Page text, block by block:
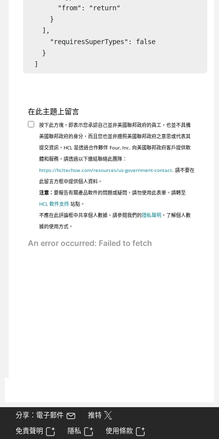
        "from": "return"
      }
    ],
      "requiresSuperTypes": false
    }
  ]
在此主題上留言
按下此方塊，即表示您承認自己並非美國聯邦政府的員工，也並不具備
美國聯邦政府的身分，而且您也並非遵照美國聯邦政府之意思或代表其
提交資訊。HCL 是透過合作夥伴 Four, Inc. 向美國聯邦政府客戶提供軟
體和服務。請透過以下連結聯絡此團隊：
https://hcltechsw.com/resources/us-government-contact. 請不要在
此留言方框中提供個人資料。
注意： 要報告有關產品軟件的問題或疑問，請勿使用此表單。請轉至
HCL 軟件支持站點。
不應在此評論框中共享個人數據。請參閱我們的隱私聲明 ，了解個人數
據的使用方式。
分享：電子郵件
推特
免責聲明
隱私
使用條款